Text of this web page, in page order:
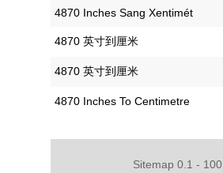
‎4870 Inches Sang Xentimét
‎4870 英寸到厘米
‎4870 英寸到厘米
‎4870 Inches To Centimetre
Sitemap 0.1 - 100